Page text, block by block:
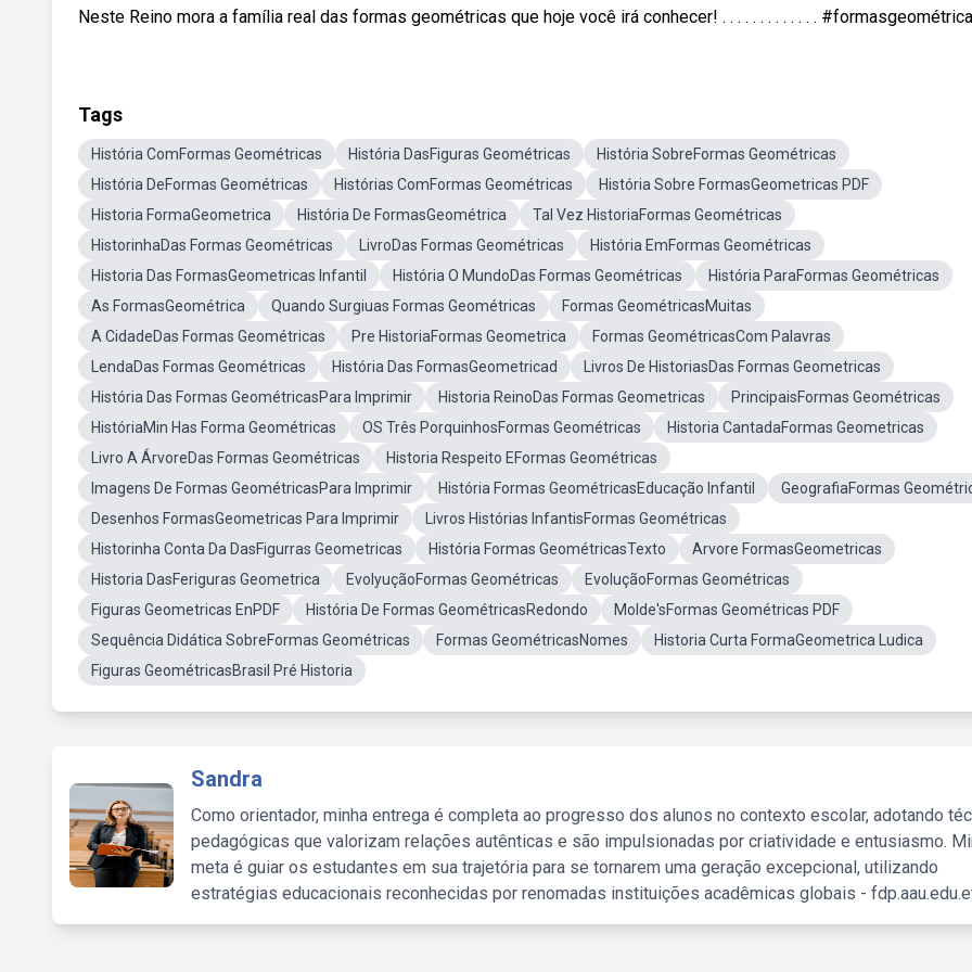
Neste Reino mora a família real das formas geométricas que hoje você irá conhecer! . . . . . . . . . . . . .
Tags
História ComFormas Geométricas História DasFiguras Geométricas
História SobreFormas Geométricas
História DeFormas Geométricas
Histórias ComFormas Geométricas
História Sobre FormasGeometricas PDF
Historia FormaGeometrica
História De FormasGeométrica
Tal Vez HistoriaFormas Geométricas
HistorinhaDas Formas Geométricas
LivroDas Formas Geométricas
História EmFormas Geométricas
Historia Das FormasGeometricas Infantil
História O MundoDas Formas Geométricas
História ParaFormas Geométricas
As FormasGeométrica
Quando Surgiuas Formas Geométricas
Formas GeométricasMuitas
A CidadeDas Formas Geométricas
Pre HistoriaFormas Geometrica
Formas GeométricasCom Palavras
LendaDas Formas Geométricas
História Das FormasGeometricad
Livros De HistoriasDas Formas Geometricas
História Das Formas GeométricasPara Imprimir
Historia ReinoDas Formas Geometricas
PrincipaisFormas Geométricas
HistóriaMin Has Forma Geométricas
OS Três PorquinhosFormas Geométricas
Historia CantadaFormas Geometricas
Livro A ÁrvoreDas Formas Geométricas
Historia Respeito EFormas Geométricas
Imagens De Formas GeométricasPara Imprimir
História Formas GeométricasEducação Infantil
GeografiaFormas
Desenhos FormasGeometricas Para Imprimir
Livros Histórias InfantisFormas Geométricas
Historinha Conta Da DasFigurras Geometricas
História Formas GeométricasTexto
Arvore FormasGeometricas
Historia DasFeriguras Geometrica
EvolyuçãoFormas Geométricas
EvoluçãoFormas Geométricas
Figuras Geometricas EnPDF
História De Formas GeométricasRedondo
Molde'sFormas Geométricas PDF
Sequência Didática SobreFormas Geométricas
Formas GeométricasNomes
Historia Curta FormaGeometrica Ludica
Figuras GeométricasBrasil Pré Historia
Sandra
Como orientador, minha entrega é completa ao progresso dos alunos no contexto escolar, adotando
pedagógicas que valorizam relações autênticas e são impulsionadas por criatividade e entusiasmo.
meta é guiar os estudantes em sua trajetória para se tornarem uma geração excepcional, utilizando
estratégias educacionais reconhecidas por renomadas instituições acadêmicas globais -